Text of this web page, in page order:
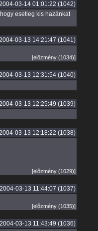
03-14 01:01:22 (1042)
esetleg kis hazánkat
03-13 14:21:47 (1041)
[előzmény (1034)]
03-13 12:31:54 (1040)
03-13 12:25:49 (1039)
03-13 12:18:22 (1038)
[előzmény (1029)]
03-13 11:44:07 (1037)
[előzmény (1035)]
03-13 11:43:49 (1036)